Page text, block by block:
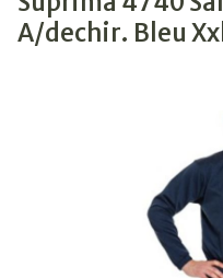
A/dechir. Bleu Xxl